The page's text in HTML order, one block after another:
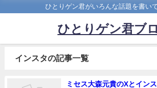
ひとりゲン君がいろんな話題を書い
ひとりゲン君ブ
インスタの記事一覧
ミセス大森元貴のXとイン